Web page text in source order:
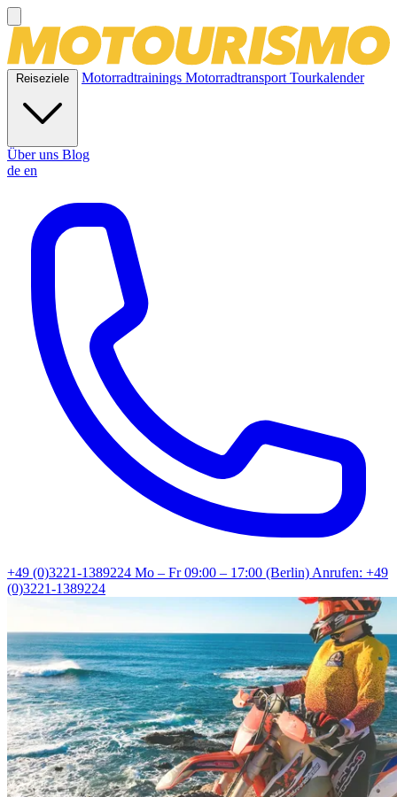
Reiseziele Motorradtrainings MotorradtransportTourkalender
Über uns Blog
de en
+49 (0)3221-1389224 Mo – Fr 09:00 – 17:00 (Berlin)Anrufen: +49
(0)3221-1389224